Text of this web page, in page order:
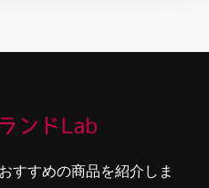
すすめの商品を紹介しま